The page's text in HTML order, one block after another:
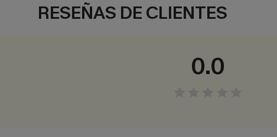
RESEÑAS DE CLIENTES
0.0